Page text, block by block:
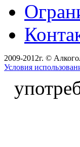
2009-2012г. ©
Условия